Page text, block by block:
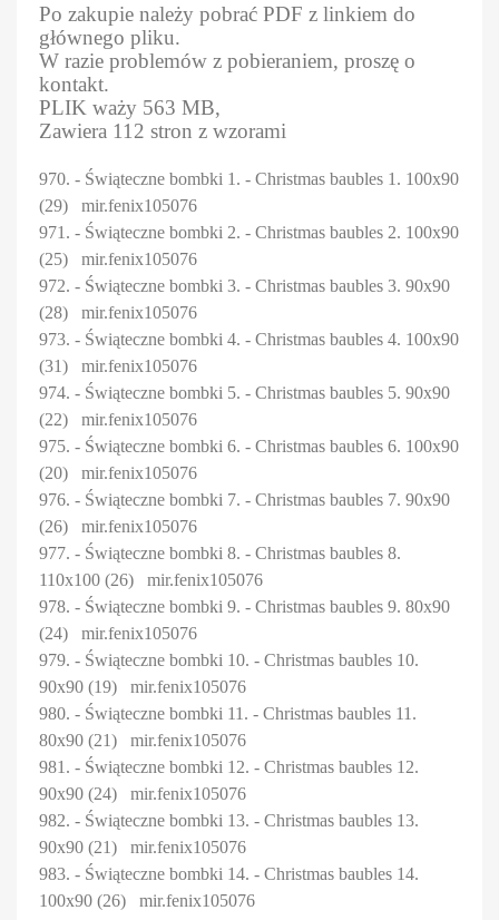
Po zakupie należy pobrać PDF z linkiem do
głównego pliku.
W razie problemów z pobieraniem, proszę o
kontakt.
PLIK waży 563 MB,
Zawiera 112 stron z wzorami
970. - Świąteczne bombki 1. - Christmas baubles 1. 100x90
(29) mir.fenix105076
971. - Świąteczne bombki 2. - Christmas baubles 2. 100x90
(25) mir.fenix105076
972. - Świąteczne bombki 3. - Christmas baubles 3. 90x90
(28) mir.fenix105076
973. - Świąteczne bombki 4. - Christmas baubles 4. 100x90
(31) mir.fenix105076
974. - Świąteczne bombki 5. - Christmas baubles 5. 90x90
(22) mir.fenix105076
975. - Świąteczne bombki 6. - Christmas baubles 6. 100x90
(20) mir.fenix105076
976. - Świąteczne bombki 7. - Christmas baubles 7. 90x90
(26) mir.fenix105076
977. - Świąteczne bombki 8. - Christmas baubles 8.
110x100 (26) mir.fenix105076
978. - Świąteczne bombki 9. - Christmas baubles 9. 80x90
(24) mir.fenix105076
979. - Świąteczne bombki 10. - Christmas baubles 10.
90x90 (19) mir.fenix105076
980. - Świąteczne bombki 11. - Christmas baubles 11.
80x90 (21) mir.fenix105076
981. - Świąteczne bombki 12. - Christmas baubles 12.
90x90 (24) mir.fenix105076
982. - Świąteczne bombki 13. - Christmas baubles 13.
90x90 (21) mir.fenix105076
983. - Świąteczne bombki 14. - Christmas baubles 14.
100x90 (26) mir.fenix105076